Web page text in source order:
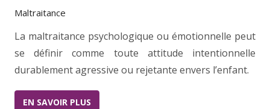
Maltraitance
La maltraitance psychologique ou émotionnelle peut
se définir comme toute attitude intentionnelle
durablement agressive ou rejetante envers l’enfant.
EN SAVOIR PLUS